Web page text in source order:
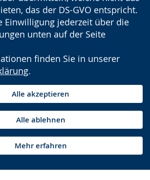
das der DS-GVO entspricht.
Einwilligung jederzeit über die
unten auf der Seite
finden Sie in unserer
.
Alle akzeptieren
Alle ablehnen
Mehr erfahren